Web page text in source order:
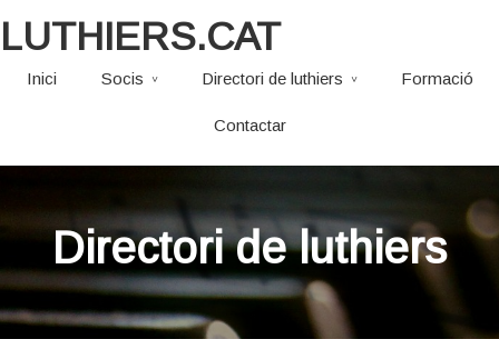
LUTHIERS.CAT
Inici Socis Directori de luthiers Formació
Contactar
Directori de luthiers